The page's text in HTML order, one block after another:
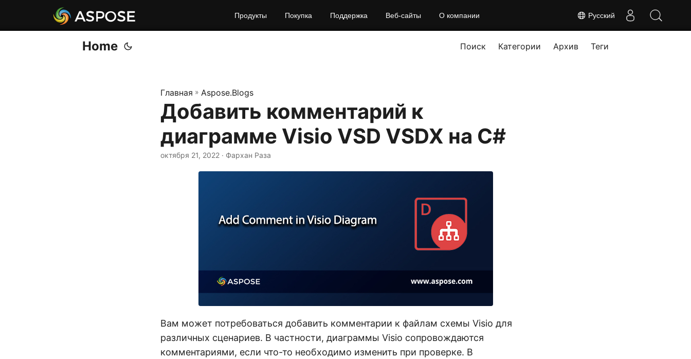
Русский
Продукты Покупка Поддержка Веб‑сайты О компании
Home Поиск Категории Архив Теги
Главная » Aspose.Blogs
Добавить комментарий к
диаграмме Visio VSD VSDX на C#
октября 21, 2022 · Фархан Раза
Вам может потребоваться добавить комментарии к файлам схемы Visio для
различных сценариев. В частности, диаграммы Visio сопровождаются
комментариями, если что-то необходимо изменить при проверке. В